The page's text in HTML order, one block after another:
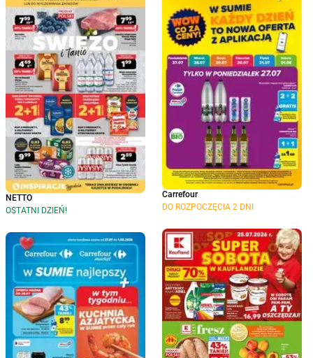
NETTO
OSTATNI DZIEŃ!
Carrefour
DO ROZPOCZĘCIA 2 DNI